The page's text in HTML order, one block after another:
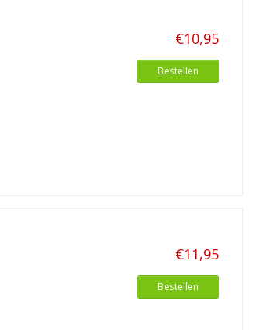
€10,95
Bestellen
€11,95
Bestellen